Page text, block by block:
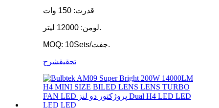
قدرت: 150 وات
لومن: 12000 لیتر.
MOQ: 10Sets/جفت.
تحقیقشرح